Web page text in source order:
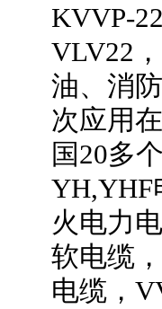
KVVP-
VLV22 ，
油、消
次应用
国20多
YH,YHF
火电力
软电缆，
电缆，